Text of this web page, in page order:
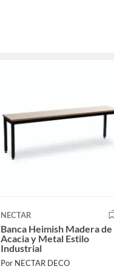
NECTAR
Banca Heimish Madera de
Acacia y Metal Estilo
Industrial
Por NECTAR DECO